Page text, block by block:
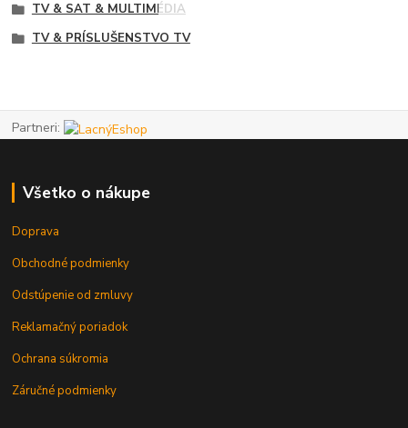
TV & SAT & MULTIMÉDIA
TV & PRÍSLUŠENSTVO TV
Partneri:
Všetko o nákupe
Doprava
Obchodné podmienky
Odstúpenie od zmluvy
Reklamačný poriadok
Ochrana súkromia
Záručné podmienky